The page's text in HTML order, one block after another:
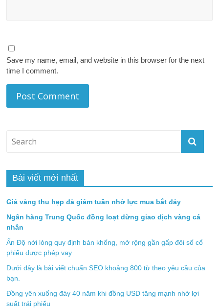
Save my name, email, and website in this browser for the next
time I comment.
Bài viết mới nhất
Giá vàng thu hẹp đà giảm tuần nhờ lực mua bắt đáy
Ngân hàng Trung Quốc đồng loạt dừng giao dịch vàng cá
nhân
Ấn Độ nới lỏng quy định bán khống, mở rộng gần gấp đôi số cổ
phiếu được phép vay
Dưới đây là bài viết chuẩn SEO khoảng 800 từ theo yêu cầu của
bạn.
Đồng yên xuống đáy 40 năm khi đồng USD tăng mạnh nhờ lợi
suất trái phiếu